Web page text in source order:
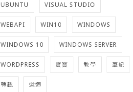
UBUNTU VISUAL STUDIO
WEBAPI WIN10 WINDOWS
WINDOWS 10 WINDOWS SERVER
WORDPRESS 寶寶 教學 筆記
轉載 遞迴